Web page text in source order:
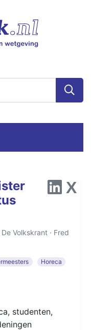
Volkskrant · Fred
Horeca
studenten,